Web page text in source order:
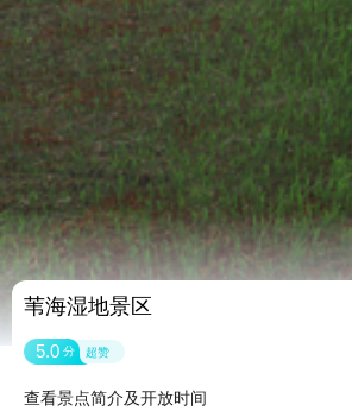
苇海湿地景区
5.0 分 超赞
查看景点简介及开放时间